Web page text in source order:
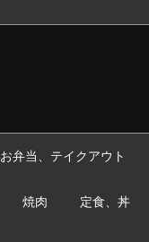
お弁当、テイクアウト
焼肉 定食、丼